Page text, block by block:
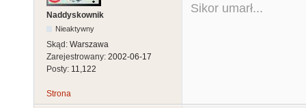
Naddyskownik
Nieaktywny
Skąd: Warszawa
Zarejestrowany: 2002-06-17
Posty: 11,122
Sikor umarł...
Strona